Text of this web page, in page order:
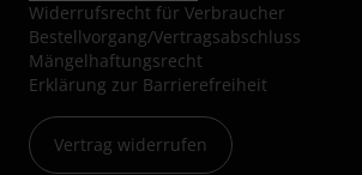
Widerrufsrecht für Verbraucher
Bestellvorgang/Vertragsabschluss
Mängelhaftungsrecht
Erklärung zur Barrierefreiheit
Vertrag widerrufen